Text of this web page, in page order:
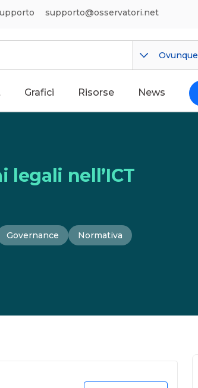
supporto@osservatori.net
Ovunque
Grafici Risorse News
legali nell’ICT
Governance Normativa